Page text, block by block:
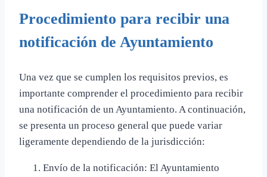
Procedimiento para recibir una
notificación de Ayuntamiento
Una vez que se cumplen los requisitos previos, es
importante comprender el procedimiento para recibir
una notificación de un Ayuntamiento. A continuación,
se presenta un proceso general que puede variar
ligeramente dependiendo de la jurisdicción:
Envío de la notificación: El Ayuntamiento